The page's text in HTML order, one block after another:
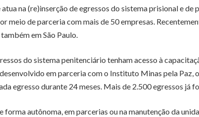
na (re)inserção de egressos do sistema prisional e de
de parceria com mais de 50 empresas.
em São Paulo.
do sistema penitenciário tenham acesso à
em parceria com o Instituto Minas pela Paz,
egresso durante 24 meses. Mais de 2.500 egressos já
autônoma, em parcerias ou na manutenção da